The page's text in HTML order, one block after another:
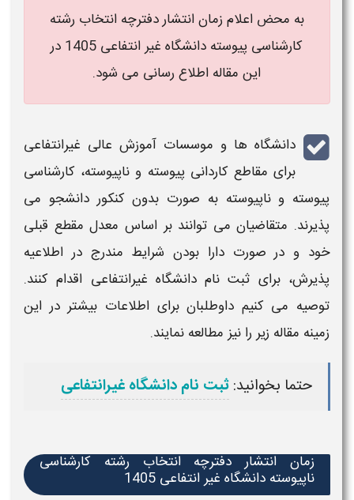
به محض اعلام زمان انتشار دفترچه انتخاب رشته
کارشناسی پیوسته دانشگاه غیر انتفاعی 1405 در
این مقاله اطلاع رسانی می شود.
دانشگاه ها و موسسات آموزش عالی غیرانتفاعی
برای مقاطع کاردانی پیوسته و ناپیوسته، کارشناسی
پیوسته و ناپیوسته به صورت بدون کنکور دانشجو می
پذیرند. متقاضیان می توانند بر اساس معدل مقطع قبلی
خود و در صورت دارا بودن شرایط مندرج در اطلاعیه
پذیرش، برای ثبت نام دانشگاه غیرانتفاعی اقدام کنند.
توصیه می کنیم داوطلبان برای اطلاعات بیشتر در این
زمینه مقاله زیر را نیز مطالعه نمایند.
حتما بخوانید:ثبت نام دانشگاه غیرانتفاعی
زمان انتشار دفترچه انتخاب رشته کارشناسی
ناپیوسته دانشگاه غیر انتفاعی 1405